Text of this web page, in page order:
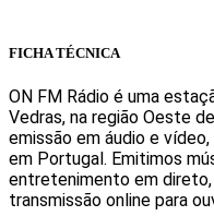
FICHA TÉCNICA
ON FM Rádio é uma
Vedras, na região Oeste
emissão em áudio e
em Portugal. Emitimos
entretenimento em
transmissão online para